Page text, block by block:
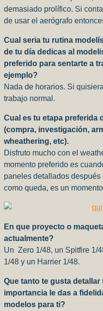
demasiado prolífico. Si
de usar el aerógrafo
Cual seria tu rutina
de tu día dedicas al
preferido para sentarte a
ejemplo?
Nada de horarios. Si
trabajo normal.
Cual es tu etapa preferida
(compra, investigación,
wheathering, etc).
Disfruto mucho con el
momento preferido es
paneles detallados
como queda, es un
En que proyecto o
actualmente?
Un Zero 1/48, un Spitfire 1/
1/48 y un Harrier 1/48.
Que tanto te gusta
importancia le das a
modelos para ti?